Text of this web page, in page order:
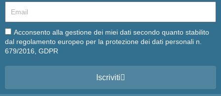
Email
Email
Acconsento alla gestione dei miei dati secondo quanto stabilito
dal regolamento europeo per la protezione dei dati personali n.
679/2016, GDPR
Iscriviti